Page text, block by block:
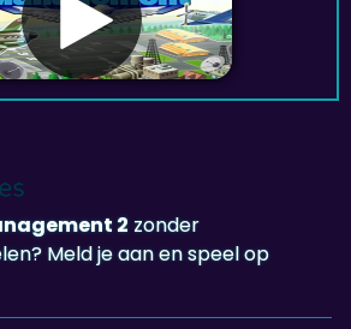
2
Meld je aan en speel op